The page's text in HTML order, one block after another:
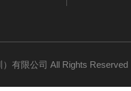
）有限公司 All Rights